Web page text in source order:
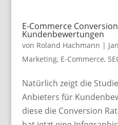
E-Commerce
Kundenbewertungen
von Roland Hachmann |
Marketing, E-Commerce,
Natürlich zeigt die
Anbieters für
diese die Conversion